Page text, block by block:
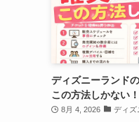
ディズニーランド
この方法しかない！
8月 4, 2026 ディズ